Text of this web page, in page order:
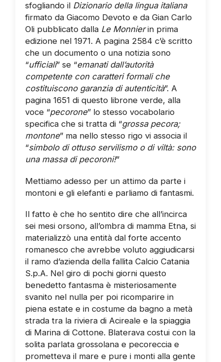
sfogliando il Dizionario della lingua italiana
firmato da Giacomo Devoto e da Gian Carlo
Oli pubblicato dalla Le Monnierin prima
edizione nel 1971. A pagina 2584 c’è scritto
che un documento o una notizia sono
“ufficiali” se “emanati dall’autorità
competente con caratteri formali che
costituiscono garanzia di autenticità”. A
pagina 1651 di questo librone verde, alla
voce “pecorone” lo stesso vocabolario
specifica che si tratta di “grossa pecora;
montone” ma nello stesso rigo vi associa il
“simbolo di ottuso servilismo o di viltà: sono
una massa di pecoroni!”
Mettiamo adesso per un attimo da parte i
montoni e gli elefanti e parliamo di fantasmi.
Il fatto è che ho sentito dire che all’incirca
sei mesi orsono, all’ombra di mamma Etna, si
materializzò una entità dal forte accento
romanesco che avrebbe voluto aggiudicarsi
il ramo d’azienda della fallita Calcio Catania
S.p.A. Nel giro di pochi giorni questo
benedetto fantasma è misteriosamente
svanito nel nulla per poi ricomparire in
piena estate e in costume da bagno a metà
strada tra la riviera di Acireale e la spiaggia
di Marina di Cottone. Blaterava costui con la
solita parlata grossolana e pecoreccia e
prometteva il mare e pure i monti alla gente